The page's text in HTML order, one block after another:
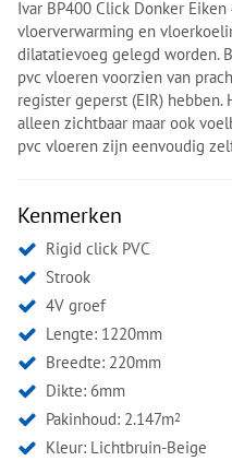
Ivar BP400 Click Donker
vloerverwarming en
dilatatievoeg gelegd worden.
pvc vloeren voorzien van
register geperst (EIR)
alleen zichtbaar maar ook
pvc vloeren zijn eenvoudig
Kenmerken
Rigid click PVC
Strook
4V groef
Lengte: 1220mm
Breedte: 220mm
Dikte: 6mm
Pakinhoud: 2.147m2
Kleur: Lichtbruin-Beige